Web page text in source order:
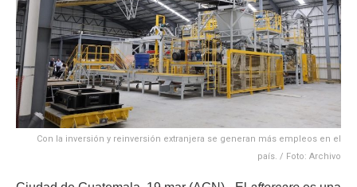
Con la inversión y reinversión extranjera se generan más empleos en el
país. / Foto: Archivo